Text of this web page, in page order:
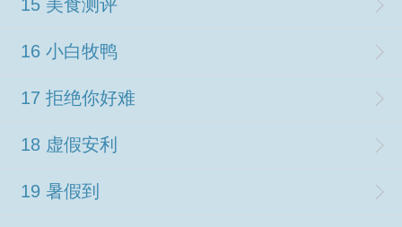
15 美食测评
16 小白牧鸭
17 拒绝你好难
18 虚假安利
19 暑假到